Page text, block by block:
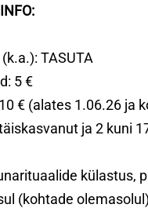
TASUTA
5 €
€ (alates 1.06.26 ja
ja 2 kuni
külastus,
(kohtade